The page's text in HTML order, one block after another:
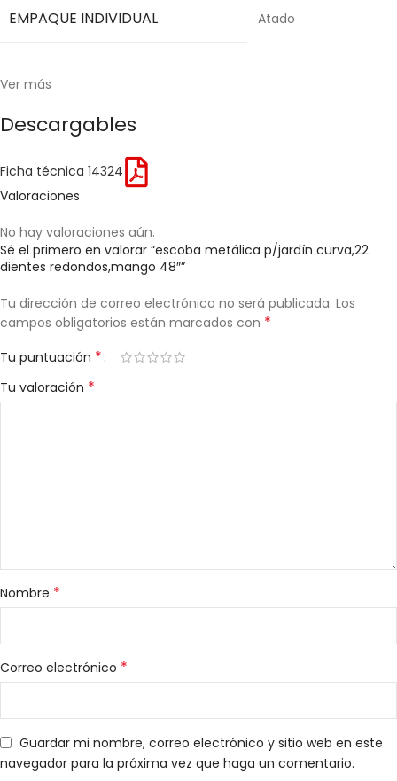
EMPAQUE INDIVIDUAL Atado
Ver más
Descargables
Ficha técnica 14324
Valoraciones
No hay valoraciones aún.
Sé el primero en valorar “escoba metálica p/jardín curva,22
dientes redondos,mango 48″”
Tu dirección de correo electrónico no será publicada. Los
campos obligatorios están marcados con *
Tu puntuación *
Tu valoración *
Nombre *
Correo electrónico *
Guardar mi nombre, correo electrónico y sitio web en este
navegador para la próxima vez que haga un comentario.